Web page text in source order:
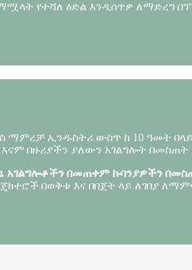
የተሻለ ዕድል እንዲሰጥዎ ለማድረግ
ማምረቻ ኢንዱስትሪ ውስጥ ከ 10 ዓመት
እናም በዙሪያችን ያለውን አገልግሎት
አገልግሎቶችን በመጠቀም ኩባንያዎችን
በወቅቱ እና በበጀት ላይ ለገበያ